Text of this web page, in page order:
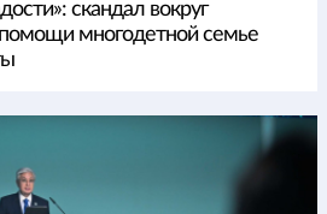
скандал вокруг
многодетной семье